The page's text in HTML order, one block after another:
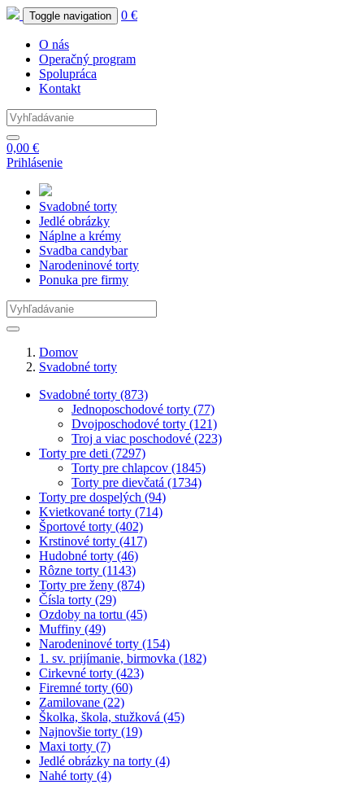
Toggle navigation 0 €
O nás
Operačný program
Spolupráca
Kontakt
0,00 €
Prihlásenie
Svadobné torty
Jedlé obrázky
Náplne a krémy
Svadba candybar
Narodeninové torty
Ponuka pre firmy
Domov
Svadobné torty
Svadobné torty (873)
Jednoposchodové torty (77)
Dvojposchodové torty (121)
Troj a viac poschodové (223)
Torty pre deti (7297)
Torty pre chlapcov (1845)
Torty pre dievčatá (1734)
Torty pre dospelých (94)
Kvietkované torty (714)
Športové torty (402)
Krstinové torty (417)
Hudobné torty (46)
Rôzne torty (1143)
Torty pre ženy (874)
Čísla torty (29)
Ozdoby na tortu (45)
Muffiny (49)
Narodeninové torty (154)
1. sv. prijímanie, birmovka (182)
Cirkevné torty (423)
Firemné torty (60)
Zamilovane (22)
Školka, škola, stužková (45)
Najnovšie torty (19)
Maxi torty (7)
Jedlé obrázky na torty (4)
Nahé torty (4)